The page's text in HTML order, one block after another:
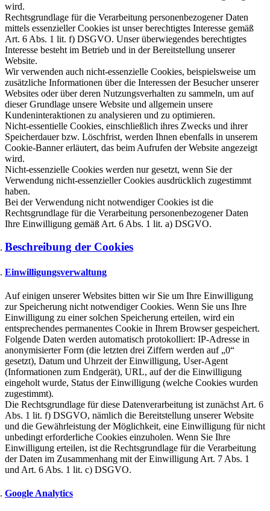
wird.
Rechtsgrundlage für die Verarbeitung personenbezogener Daten
mittels essenzieller Cookies ist unser berechtigtes Interesse gemäß
Art. 6 Abs. 1 lit. f) DSGVO. Unser überwiegendes berechtigtes
Interesse besteht im Betrieb und in der Bereitstellung unserer
Website.
Wir verwenden auch nicht-essenzielle Cookies, beispielsweise um
zusätzliche Informationen über die Interessen der Besucher unserer
Websites oder über deren Nutzungsverhalten zu sammeln, um auf
dieser Grundlage unsere Website und allgemein unsere
Kundeninteraktionen zu analysieren und zu optimieren.
Nicht-essentielle Cookies, einschließlich ihres Zwecks und ihrer
Speicherdauer bzw. Löschfrist, werden Ihnen ebenfalls in unserem
Cookie-Banner erläutert, das beim Aufrufen der Website angezeigt
wird.
Nicht-essenzielle Cookies werden nur gesetzt, wenn Sie der
Verwendung nicht-essenzieller Cookies ausdrücklich zugestimmt
haben.
Bei der Verwendung nicht notwendiger Cookies ist die
Rechtsgrundlage für die Verarbeitung personenbezogener Daten
Ihre Einwilligung gemäß Art. 6 Abs. 1 lit. a) DSGVO.
Beschreibung der Cookies
Einwilligungsverwaltung
Auf einigen unserer Websites bitten wir Sie um Ihre Einwilligung
zur Speicherung nicht notwendiger Cookies. Wenn Sie uns Ihre
Einwilligung zu einer solchen Speicherung erteilen, wird ein
entsprechendes permanentes Cookie in Ihrem Browser gespeichert.
Folgende Daten werden automatisch protokolliert: IP-Adresse in
anonymisierter Form (die letzten drei Ziffern werden auf „0“
gesetzt), Datum und Uhrzeit der Einwilligung, User-Agent
(Informationen zum Endgerät), URL, auf der die Einwilligung
eingeholt wurde, Status der Einwilligung (welche Cookies wurden
zugestimmt).
Die Rechtsgrundlage für diese Datenverarbeitung ist zunächst Art. 6
Abs. 1 lit. f) DSGVO, nämlich die Bereitstellung unserer Website
und die Gewährleistung der Möglichkeit, eine Einwilligung für nicht
unbedingt erforderliche Cookies einzuholen. Wenn Sie Ihre
Einwilligung erteilen, ist die Rechtsgrundlage für die Verarbeitung
der Daten im Zusammenhang mit der Einwilligung Art. 7 Abs. 1
und Art. 6 Abs. 1 lit. c) DSGVO.
Google Analytics